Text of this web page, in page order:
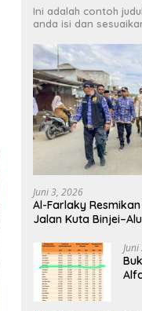
Ini adalah contoh
anda isi dan
Juni 3, 2026
Al-Farlaky
Jalan Kuta